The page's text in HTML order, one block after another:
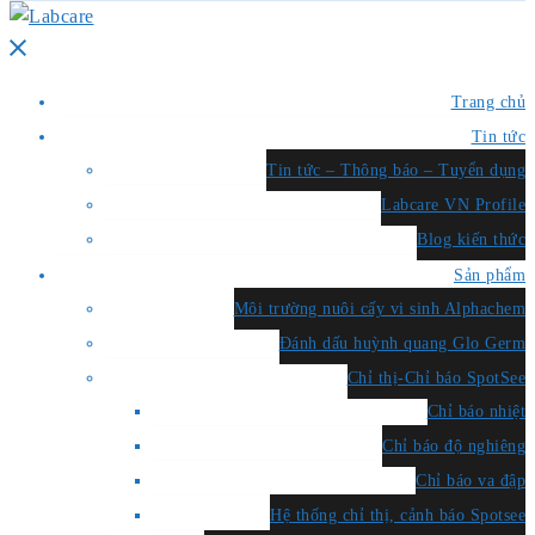
Close
Trang chủ
Tin tức
Tin tức – Thông báo – Tuyển dụng
Labcare VN Profile
Blog kiến thức
Sản phẩm
Môi trường nuôi cấy vi sinh Alphachem
Đánh dấu huỳnh quang Glo Germ
Chỉ thị-Chỉ báo SpotSee
Chỉ báo nhiệt
Chỉ báo độ nghiêng
Chỉ báo va đập
Hệ thống chỉ thị, cảnh báo Spotsee